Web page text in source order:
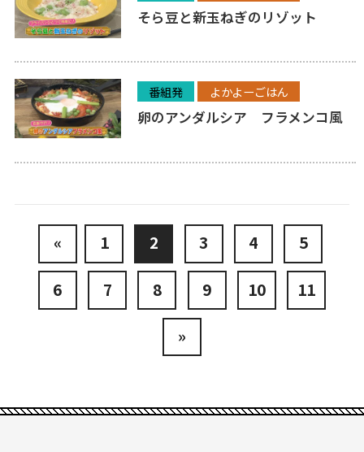
そら豆と新玉ねぎのリゾット
番組発 よかよーごはん
卵のアンダルシア フラメンコ風
« 1 2 3 4 5
6 7 8 9 10 11
»